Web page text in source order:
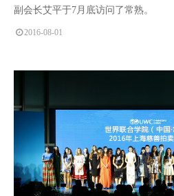
副会长艾平于7月底访问了常熟。
2016-08-01